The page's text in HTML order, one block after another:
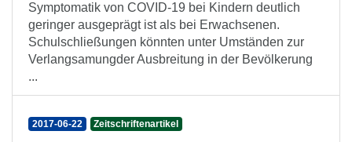
Symptomatik von COVID-19 bei Kindern deutlich
geringer ausgeprägt ist als bei Erwachsenen.
Schulschließungen könnten unter Umständen zur
Verlangsamungder Ausbreitung in der Bevölkerung
...
2017-06-22 Zeitschriftenartikel